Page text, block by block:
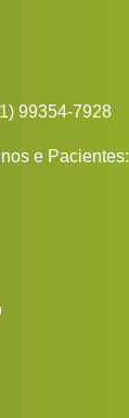
99354-7928
e Pacientes: